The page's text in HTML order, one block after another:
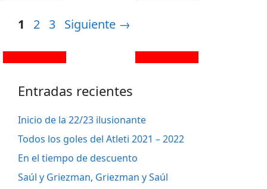
1 2 3 Siguiente →
Entradas recientes
Inicio de la 22/23 ilusionante
Todos los goles del Atleti 2021 – 2022
En el tiempo de descuento
Saúl y Griezman, Griezman y Saúl